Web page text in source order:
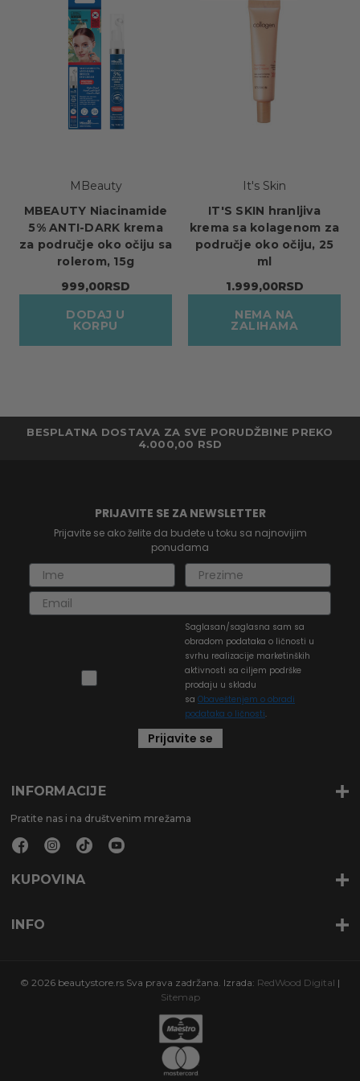
MBeauty
MBEAUTY Niacinamide
5% ANTI-DARK krema
za područje oko očiju sa
rolerom, 15g
999,00RSD
DODAJ U
KORPU
It's Skin
IT'S SKIN hranljiva
krema sa kolagenom za
područje oko očiju, 25
ml
1.999,00RSD
NEMA NA
ZALIHAMA
BESPLATNA DOSTAVA ZA SVE PORUDŽBINE PREKO
4.000,00 RSD
PRIJAVITE SE ZA NEWSLETTER
Prijavite se ako želite da budete u toku sa najnovijim
ponudama
Saglasan/saglasna sam sa
obradom podataka o ličnosti u
svrhu realizacije marketinških
aktivnosti sa ciljem podrške
prodaju u skladu
sa Obaveštenjem o obradi
podataka o ličnosti.
Prijavite se
INFORMACIJE
Pratite nas i na društvenim mrežama
KUPOVINA
INFO
© 2026 beautystore.rs Sva prava zadržana. Izrada: RedWood Digital |
Sitemap